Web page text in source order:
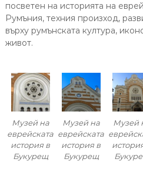
посветен на историята на
Румъния, техния произход,
върху румънската култура,
живот.
Музей на
еврейската
история в
Букурещ
Музей на
еврейската
история в
Букурещ
Музей